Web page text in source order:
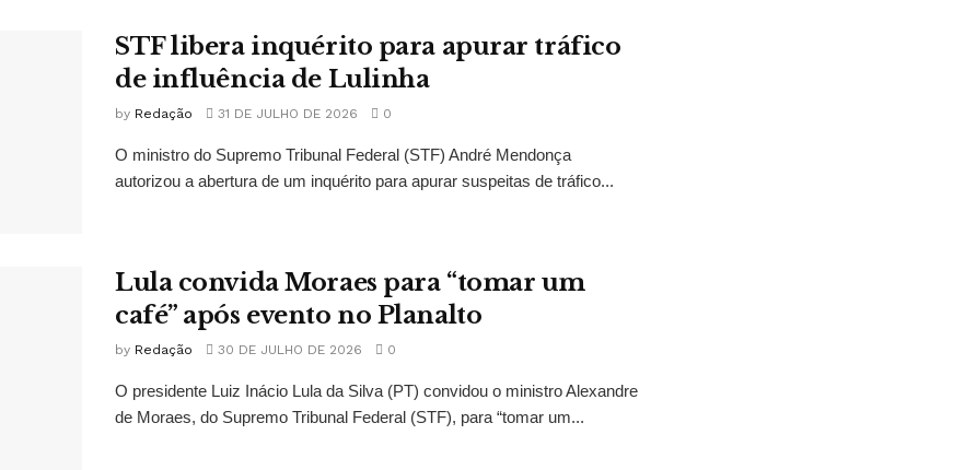
STF libera inquérito para apurar tráfico
de influência de Lulinha
by Redação 31 DE JULHO DE 2026 0
O ministro do Supremo Tribunal Federal (STF) André Mendonça
autorizou a abertura de um inquérito para apurar suspeitas de tráfico...
Lula convida Moraes para “tomar um
café” após evento no Planalto
by Redação 30 DE JULHO DE 2026 0
O presidente Luiz Inácio Lula da Silva (PT) convidou o ministro Alexandre
de Moraes, do Supremo Tribunal Federal (STF), para “tomar um...